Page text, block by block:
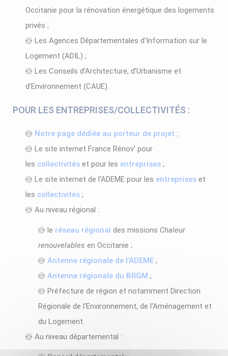
Occitanie pour la rénovation énergétique des logements
privés ;
Les Agences Départementales d’Information sur le
Logement (ADIL) ;
Les Conseils d’Architecture, d’Urbanisme et
d’Environnement (CAUE).
POUR LES ENTREPRISES/COLLECTIVITÉS :
Notre page dédiée au porteur de projet ;
Le site internet France Rénov' pour
les collectivités et pour les entreprises ;
Le site internet de l’ADEME pour les entreprises et
les collectivités ;
Au niveau régional :
le réseau régional des missions Chaleur
renouvelables en Occitanie ;
Antenne régionale de l’ADEME ;
Antenne régionale du BRGM ;
Préfecture de région et notamment Direction
Régionale de l'Environnement, de l'Aménagement et
du Logement.
Au niveau départemental :